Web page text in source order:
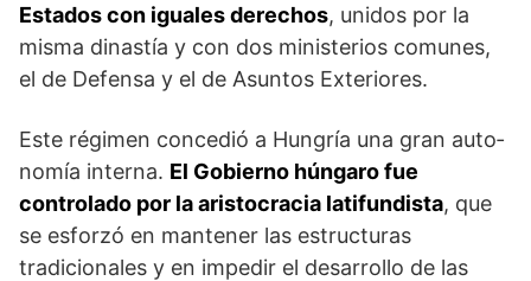
Estados con iguales derechos, unidos por la
misma dinastía y con dos ministerios comunes,
el de Defensa y el de Asuntos Exteriores.
Este régimen concedió a Hungría una gran auto­
nomía interna. El Gobierno húngaro fue
controlado por la aristocracia latifundista, que
se esforzó en mantener las estructuras
tradicionales y en impedir el desarrollo de las